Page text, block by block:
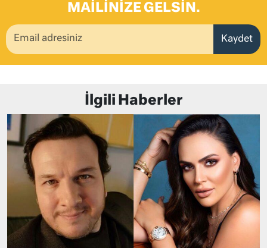
MAILINIZE GELSIN.
Kaydet
İlgili Haberler